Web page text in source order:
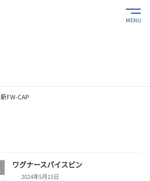
新FW-CAP
ワグナースパイスビン
2024年5月15日
MENU